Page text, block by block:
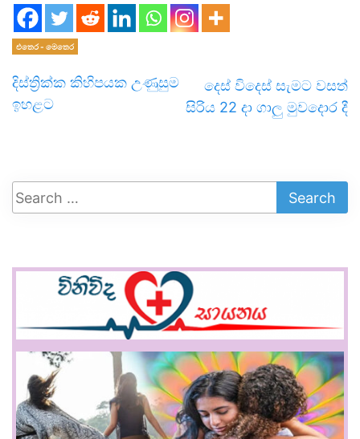
එතෙර - මෙතෙර
දිස්ත්‍රික්ක කිහිපයක උණුසුම
ඉහළට
දෙස් විදෙස් සැමට වසත්
සිරිය 22 දා ගාලු මුවදොර දී